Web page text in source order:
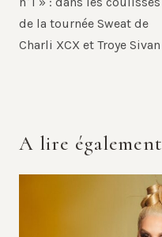
de la tournée Sweat de
Charli XCX et Troye Sivan
A lire également